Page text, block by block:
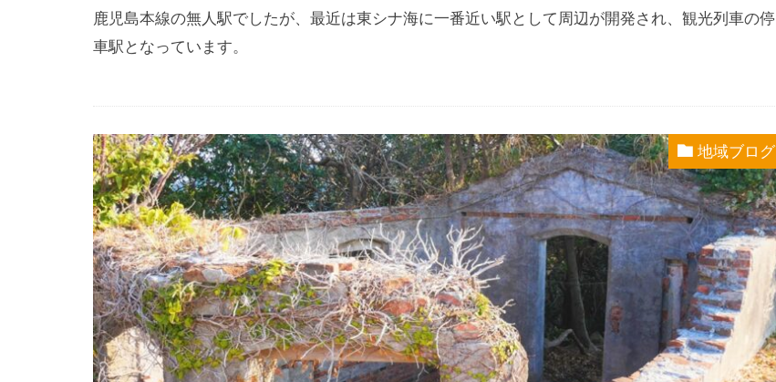
鹿児島本線の無人駅でしたが、最近は東シナ海に一番近い駅として周辺が開発され、観光列車の停
車駅となっています。
地域ブログ